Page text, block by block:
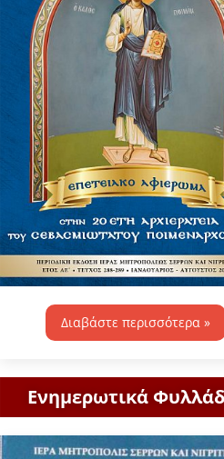
Διαβάστε περισσότερα »
Ενημερωτικά